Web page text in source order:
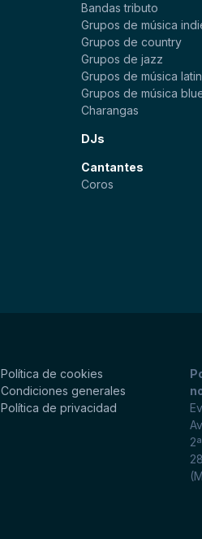
Bandas tributo
Grupos de música
Grupos de country
Grupos de jazz
Grupos de música
Grupos de música
Charangas
DJs
Cantantes
Coros
Política de cookies
Condiciones generales
Política de privacidad